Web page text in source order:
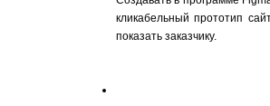
кликабельный прототип
показать заказчику.